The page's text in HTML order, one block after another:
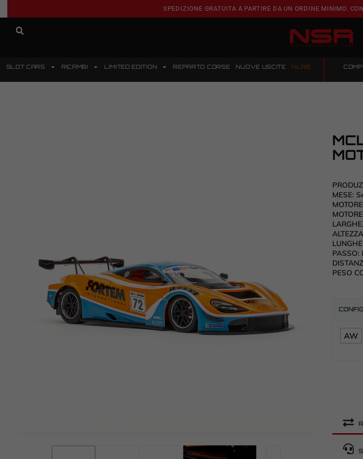
SPEDIZIONE GRATUITA A PARTIRE DA UN ORDINE MINIMO.
SLOT CARS RICAMBI LIMITED EDITION REPARTO CORSE NUOVE USCITE NLAB
MESE:
PASSO:
PESO
AW